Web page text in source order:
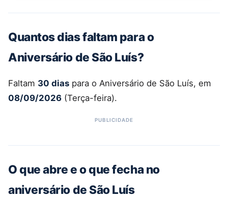
Quantos dias faltam para o
Aniversário de São Luís?
Faltam 30 dias para o Aniversário de São Luís, em
08/09/2026 (Terça-feira).
O que abre e o que fecha no
aniversário de São Luís